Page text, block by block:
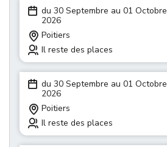
du 30 Septembre au 01 Octobre
2026
Poitiers
Il reste des places
du 30 Septembre au 01 Octobre
2026
Poitiers
Il reste des places